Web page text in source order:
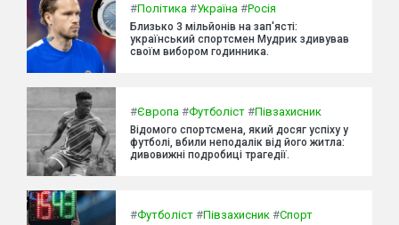
#Політика #Україна #Росія
Близько 3 мільйонів на зап'ясті:
український спортсмен Мудрик здивував
своїм вибором годинника.
#Європа #Футболіст #Півзахисник
Відомого спортсмена, який досяг успіху у
футболі, вбили неподалік від його житла:
дивовижні подробиці трагедії.
#Футболіст #Півзахисник #Спорт